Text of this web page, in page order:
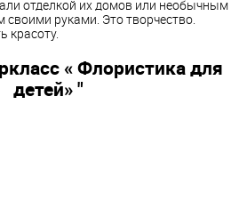
отделкой их домов или необычным
руками. Это творчество.
красоту.
« Флористика для
детей» "